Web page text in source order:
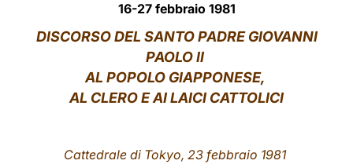
16-27 febbraio 1981
DISCORSO DEL SANTO PADRE GIOVANNI
PAOLO II
AL POPOLO GIAPPONESE,
AL CLERO E AI LAICI CATTOLICI
Cattedrale di Tokyo, 23 febbraio 1981